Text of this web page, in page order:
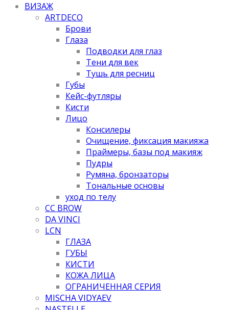
ВИЗАЖ
ARTDECO
Брови
Глаза
Подводки для глаз
Тени для век
Тушь для ресниц
Губы
Кейс-футляры
Кисти
Лицо
Консилеры
Очищение, фиксация макияжа
Праймеры, базы под макияж
Пудры
Румяна, бронзаторы
Тональные основы
уход по телу
CC BROW
DA VINCI
LCN
ГЛАЗА
ГУБЫ
КИСТИ
КОЖА ЛИЦА
ОГРАНИЧЕННАЯ СЕРИЯ
MISCHA VIDYAEV